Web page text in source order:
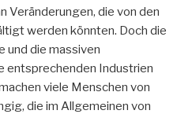
Veränderungen, die von den
werden könnten. Doch die
und die massiven
entsprechenden Industrien
viele Menschen von
die im Allgemeinen von